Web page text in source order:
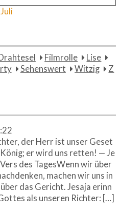
Filmrolle
Lise
Sehenswert Witzig
Z
der Herr ist unser Geset
er wird uns retten! — Je
des TagesWenn wir über
machen wir uns in
das Gericht. Jesaja erinn
als unseren Richter: […]